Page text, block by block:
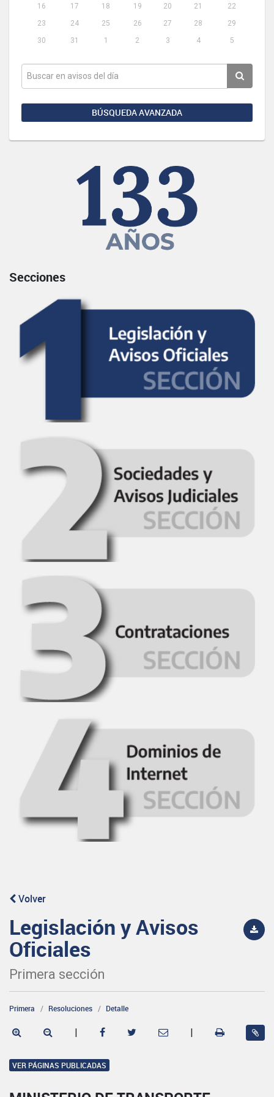
16
17 18 19 20 21
22
23
24 25 26 27 28
29
30
31 1 2 3 4 5
BÚSQUEDA AVANZADA
Secciones
Volver
Legislación y Avisos
Oficiales
Primera sección
Primera Resoluciones Detalle
| |
VER PÁGINAS PUBLICADAS